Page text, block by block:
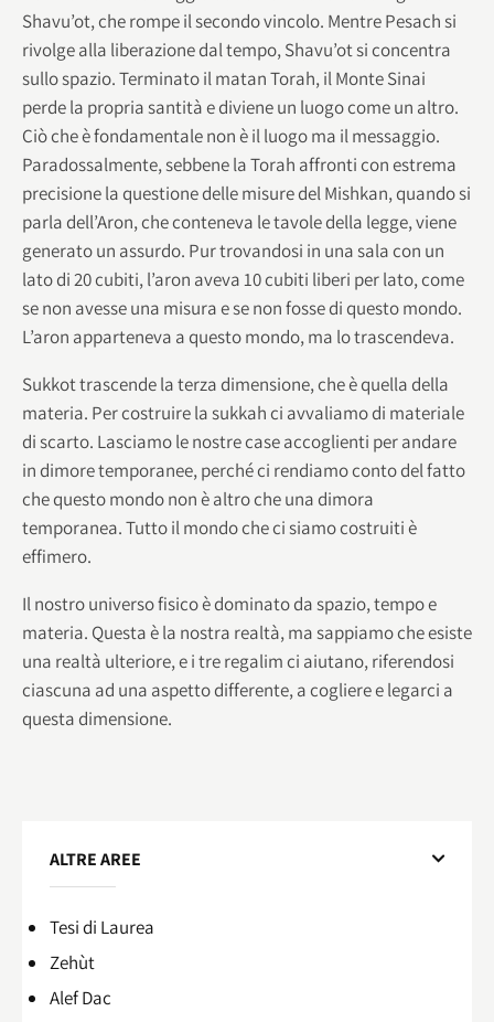
Shavu’ot, che rompe il secondo vincolo. Mentre Pesach si
rivolge alla liberazione dal tempo, Shavu’ot si concentra
sullo spazio. Terminato il matan Torah, il Monte Sinai
perde la propria santità e diviene un luogo come un altro.
Ciò che è fondamentale non è il luogo ma il messaggio.
Paradossalmente, sebbene la Torah affronti con estrema
precisione la questione delle misure del Mishkan, quando si
parla dell’Aron, che conteneva le tavole della legge, viene
generato un assurdo. Pur trovandosi in una sala con un
lato di 20 cubiti, l’aron aveva 10 cubiti liberi per lato, come
se non avesse una misura e se non fosse di questo mondo.
L’aron apparteneva a questo mondo, ma lo trascendeva.
Sukkot trascende la terza dimensione, che è quella della
materia. Per costruire la sukkah ci avvaliamo di materiale
di scarto. Lasciamo le nostre case accoglienti per andare
in dimore temporanee, perché ci rendiamo conto del fatto
che questo mondo non è altro che una dimora
temporanea. Tutto il mondo che ci siamo costruiti è
effimero.
Il nostro universo fisico è dominato da spazio, tempo e
materia. Questa è la nostra realtà, ma sappiamo che esiste
una realtà ulteriore, e i tre regalim ci aiutano, riferendosi
ciascuna ad una aspetto differente, a cogliere e legarci a
questa dimensione.
ALTRE AREE
Tesi di Laurea
Zehùt
Alef Dac